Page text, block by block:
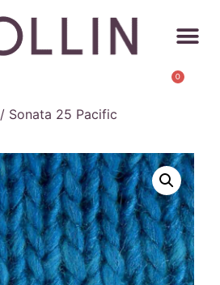
0
/ Sonata 25 Pacific